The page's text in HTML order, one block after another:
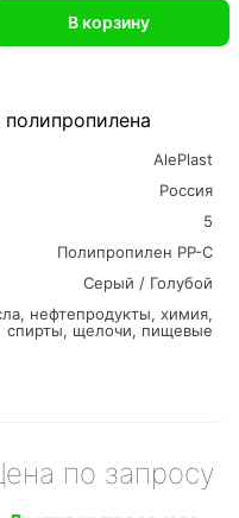
AlePlast
Россия
5
Полипропилен PP-C
Серый / Голубой
нефтепродукты, химия,
спирты, щелочи, пищевые
В корзину
по запросу